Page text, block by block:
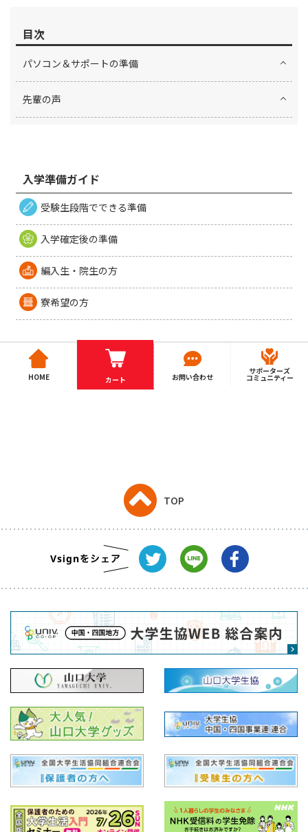
目次
パソコン＆サポートの準備
先輩の声
入学準備ガイド
受験生段階でできる準備
入学確定後の準備
編入生・院生の方
寮希望の方
HOME カート お問い合わせ
サポーターズ
コミュニティー
TOP